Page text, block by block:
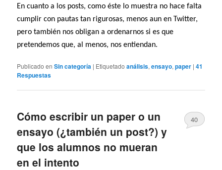
En cuanto a los posts, como éste lo muestra no hace falta
cumplir con pautas tan rigurosas, menos aun en Twitter,
pero también nos obligan a ordenarnos si es que
pretendemos que, al menos, nos entiendan.
Publicado en Sin categoría | Etiquetado análisis,ensayo,paper |41
Respuestas
Cómo escribir un paper o un
ensayo (¿también un post?) y
que los alumnos no mueran
en el intento
40